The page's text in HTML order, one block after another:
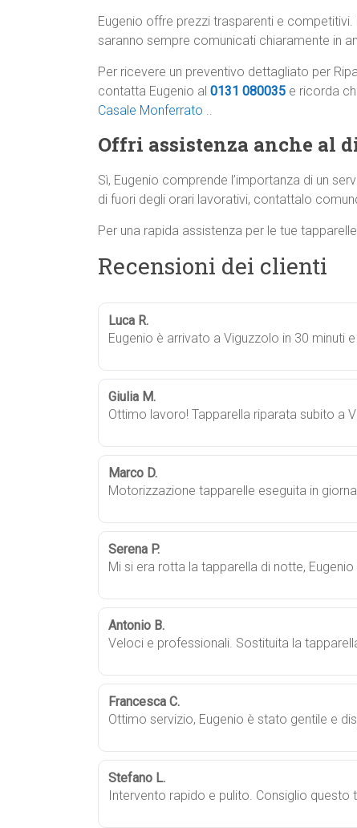
Eugenio offre prezzi trasparenti e
saranno sempre comunicati chiaramente in
Per ricevere un preventivo dettagliato per
contatta Eugenio al 0131 080035 e ricorda
Casale Monferrato ..
Offri assistenza anche al
Sì, Eugenio comprende l’importanza di un
di fuori degli orari lavorativi, contattalo
Per una rapida assistenza per le tue
Recensioni dei clienti
Luca R.
Eugenio è arrivato a Viguzzolo in 30
Giulia M.
Ottimo lavoro! Tapparella riparata subito a
Marco D.
Motorizzazione tapparelle eseguita in
Serena P.
Mi si era rotta la tapparella di notte,
Antonio B.
Veloci e professionali. Sostituita la
Francesca C.
Ottimo servizio, Eugenio è stato gentile e
Stefano L.
Intervento rapido e pulito. Consiglio questo